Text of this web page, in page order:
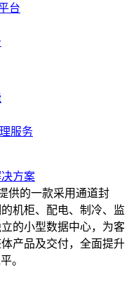
台
服务
方案
供的一款采用通道封
机柜、配电、制冷、监
的小型数据中心，为客
产品及交付，全面提升
。